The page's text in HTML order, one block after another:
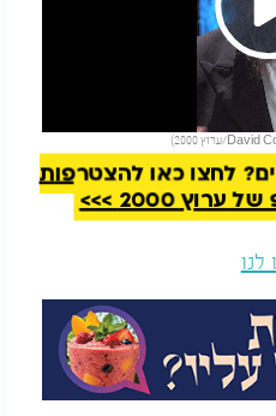
קריאה
לחצו כאן להצטרפות
2000 >>>